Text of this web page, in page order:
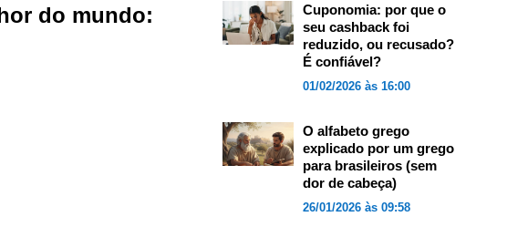
do mundo:
Cuponomia: por que o
seu cashback foi
reduzido, ou recusado?
É confiável?
01/02/2026 às 16:00
O alfabeto grego
explicado por um grego
para brasileiros (sem
dor de cabeça)
26/01/2026 às 09:58